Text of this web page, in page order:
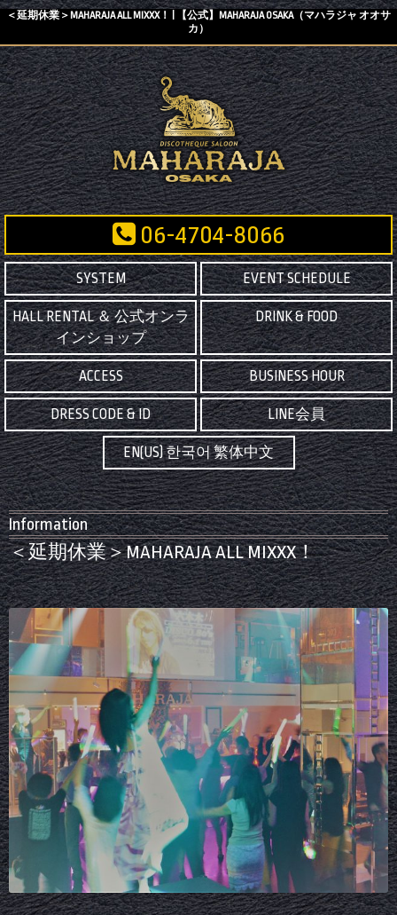
＜延期休業＞MAHARAJA ALL MIXXX！ | 【公式】MAHARAJA OSAKA（マハラジャ オオサ
カ）
06-4704-8066
SYSTEM EVENT SCHEDULE
HALL RENTAL ＆ 公式オンラ
インショップ
DRINK & FOOD
ACCESS BUSINESS HOUR
DRESS CODE & ID LINE会員
EN(US) 한국어 繁体中文
Information
＜延期休業＞MAHARAJA ALL MIXXX！